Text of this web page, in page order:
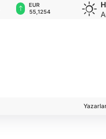
GBP
64,3468
CHF
59,0083